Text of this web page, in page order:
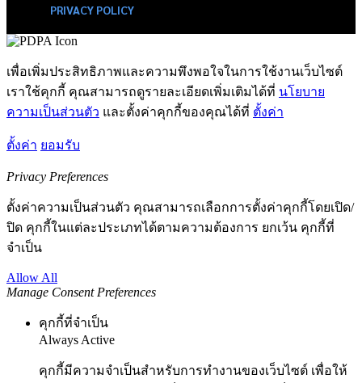
PRIVACY POLICY
เพื่อเพิ่มประสิทธิภาพและความพึงพอใจในการใช้งานเว็บไซต์
เราใช้คุกกี้ คุณสามารถดูรายละเอียดเพิ่มเติมได้ที่ นโยบาย
ความเป็นส่วนตัว และตั้งค่าคุกกี้ของคุณได้ที่ ตั้งค่า
ตั้งค่า ยอมรับ
Privacy Preferences
ตั้งค่าความเป็นส่วนตัว คุณสามารถเลือกการตั้งค่าคุกกี้โดยเปิด/
ปิด คุกกี้ในแต่ละประเภทได้ตามความต้องการ ยกเว้น คุกกี้ที่
จำเป็น
Allow All
Manage Consent Preferences
คุกกี้ที่จำเป็น
Always Active
คุกกี้มีความจำเป็นสำหรับการทำงานของเว็บไซต์ เพื่อให้